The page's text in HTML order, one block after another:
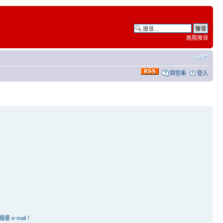
進階搜尋
問答集 登入
擾 e-mail！